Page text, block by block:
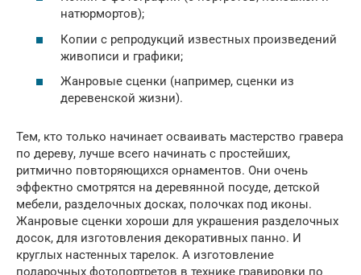
натюрмортов);
Копии с репродукций известных произведений
живописи и графики;
Жанровые сценки (например, сценки из
деревенской жизни).
Тем, кто только начинает осваивать мастерство гравера
по дереву, лучше всего начинать с простейших,
ритмично повторяющихся орнаментов. Они очень
эффектно смотрятся на деревянной посуде, детской
мебели, разделочных досках, полочках под иконы.
Жанровые сценки хороши для украшения разделочных
досок, для изготовления декоративных панно. И
круглых настенных тарелок. А изготовление
подарочных фотопортретов в технике гравировки по